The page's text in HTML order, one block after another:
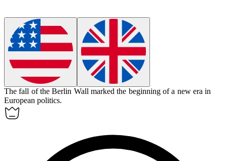
The fall of the Berlin Wall marked the beginning of a new era in
European politics.